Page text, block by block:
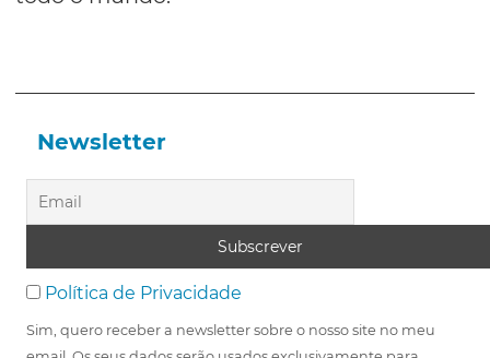
Newsletter
Política de Privacidade
Sim, quero receber a newsletter sobre o nosso site no meu